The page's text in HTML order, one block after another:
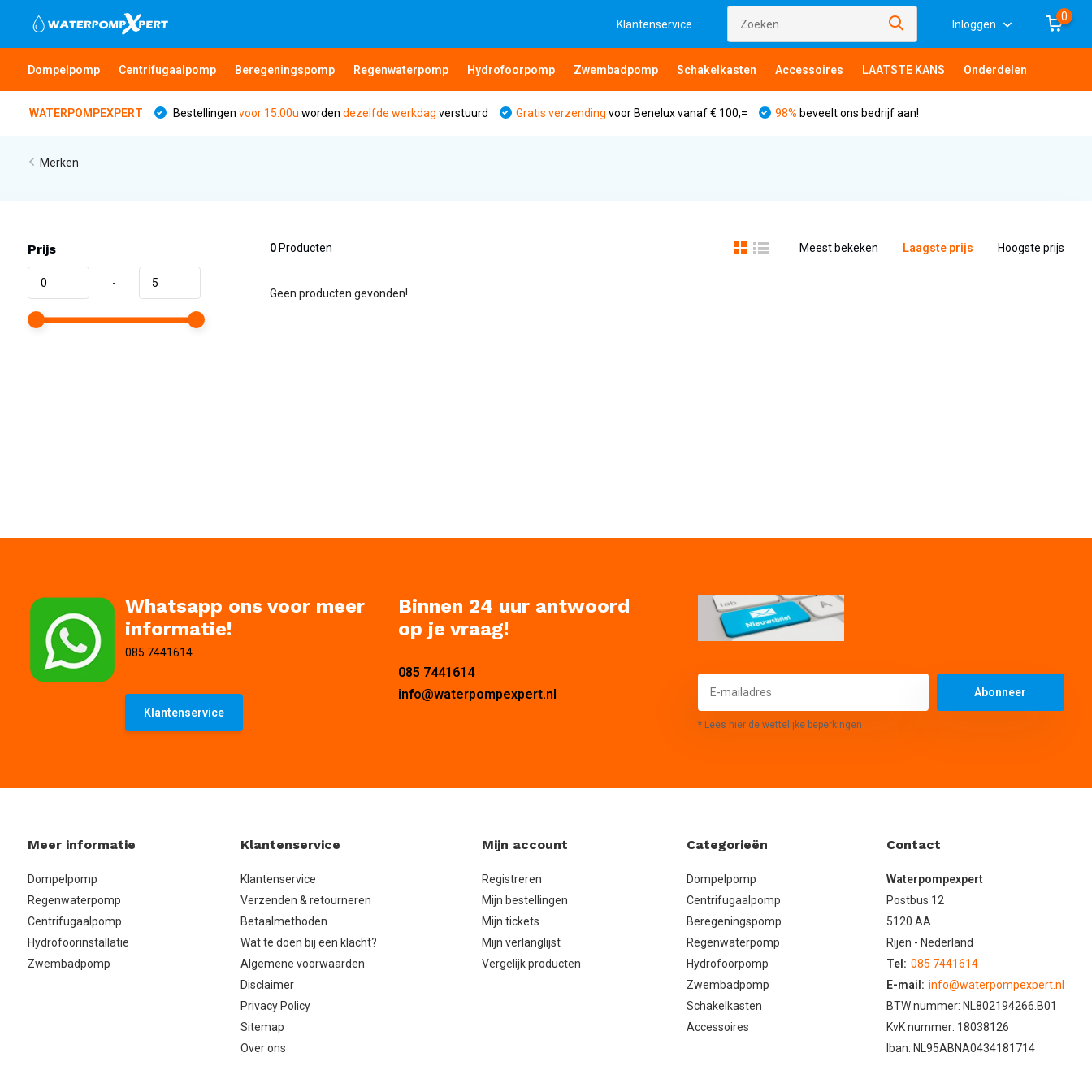
Klantenservice Inloggen
0
Dompelpomp Centrifugaalpomp Beregeningspomp Regenwaterpomp Hydrofoorpomp Zwembadpomp Schakelkasten Accessoires LAATSTE KANS Onderdelen
WATERPOMPEXPERT Bestellingen voor 15:00u worden dezelfde werkdag verstuurd Gratis verzending voor Benelux vanaf € 100,= 98% beveelt ons bedrijf aan!
Merken
Prijs
-
0Producten Meest bekeken Laagste prijs Hoogste prijs
Geen producten gevonden!...
Whatsapp ons voor meer
informatie!
085 7441614
Klantenservice
Binnen 24 uur antwoord
op je vraag!
085 7441614
info@waterpompexpert.nl
Abonneer
* Lees hier de wettelijke beperkingen
Meer informatie
Dompelpomp
Regenwaterpomp
Centrifugaalpomp
Hydrofoorinstallatie
Zwembadpomp
Klantenservice
Klantenservice
Verzenden & retourneren
Betaalmethoden
Wat te doen bij een klacht?
Algemene voorwaarden
Disclaimer
Privacy Policy
Sitemap
Over ons
Mijn account
Registreren
Mijn bestellingen
Mijn tickets
Mijn verlanglijst
Vergelijk producten
Categorieën
Dompelpomp
Centrifugaalpomp
Beregeningspomp
Regenwaterpomp
Hydrofoorpomp
Zwembadpomp
Schakelkasten
Accessoires
Contact
Waterpompexpert
Postbus 12
5120 AA
Rijen - Nederland
Tel: 085 7441614
E-mail: info@waterpompexpert.nl
BTW nummer: NL802194266.B01
KvK nummer: 18038126
Iban: NL95ABNA0434181714